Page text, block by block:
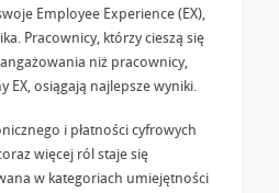
Employee Experience (EX),
Pracownicy, którzy cieszą się
niż pracownicy,
EX, osiągają najlepsze wyniki.
i płatności cyfrowych
więcej ról staje się
w kategoriach umiejętności